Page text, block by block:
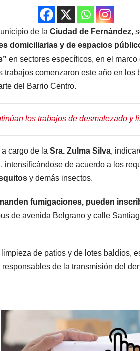
de la Ciudad de Fernández,
domiciliarias y de espacios
en sectores específicos, en el
trabajos comenzaron este año en
del Barrio Centro.
los trabajos de desmalezado y
a cargo de la Sra. Zulma Silva,
intensificándose de acuerdo a los
y demás insectos.
fumigaciones, pueden
de avenida Belgrano y calle
de patios y de lotes baldíos,
responsables de la transmisión del